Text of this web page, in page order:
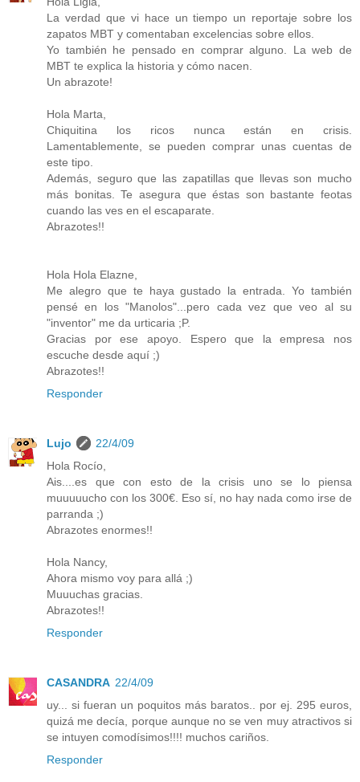
La verdad que vi hace un tiempo un reportaje sobre los
zapatos MBT y comentaban excelencias sobre ellos.
Yo también he pensado en comprar alguno. La web de
MBT te explica la historia y cómo nacen.
Un abrazote!
Hola Marta,
Chiquitina los ricos nunca están en crisis.
Lamentablemente, se pueden comprar unas cuentas de
este tipo.
Además, seguro que las zapatillas que llevas son mucho
más bonitas. Te asegura que éstas son bastante feotas
cuando las ves en el escaparate.
Abrazotes!!
Hola Hola Elazne,
Me alegro que te haya gustado la entrada. Yo también
pensé en los "Manolos"...pero cada vez que veo al su
"inventor" me da urticaria ;P.
Gracias por ese apoyo. Espero que la empresa nos
escuche desde aquí ;)
Abrazotes!!
Responder
Lujo
22/4/09
Hola Rocío,
Ais....es que con esto de la crisis uno se lo piensa
muuuuucho con los 300€. Eso sí, no hay nada como irse de
parranda ;)
Abrazotes enormes!!
Hola Nancy,
Ahora mismo voy para allá ;)
Muuuchas gracias.
Abrazotes!!
Responder
CASANDRA 22/4/09
uy... si fueran un poquitos más baratos.. por ej. 295 euros,
quizá me decía, porque aunque no se ven muy atractivos si
se intuyen comodísimos!!!! muchos cariños.
Responder